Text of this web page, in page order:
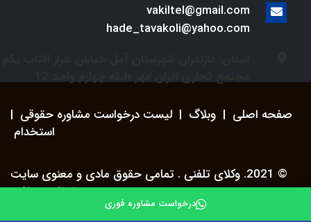
vakiltel@gmail.com
hade_tavakoli@yahoo.com
صفحه اصلی | وبلاگ | لیست درخواست مشاوره حقوقی |
استخدام
© 2021. وکلای تلفنی . تمامی حقوق مادی و معنوی سایت
محفوظ می باشد.
درخواست مشاوره فوری